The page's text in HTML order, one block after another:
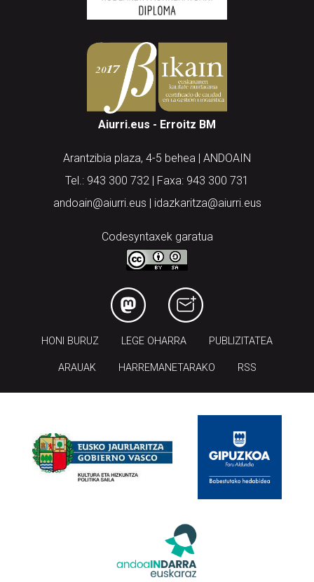
Aiurri.eus - Erroitz BM
Arantzibia plaza, 4-5 behea | ANDOAIN
Tel.: 943 300 732 | Faxa: 943 300 731
andoain@aiurri.eus | idazkaritza@aiurri.eus
Codesyntaxek garatua
HONI BURUZ LEGE OHARRA PUBLIZITATEA
ARAUAK HARREMANETARAKO RSS